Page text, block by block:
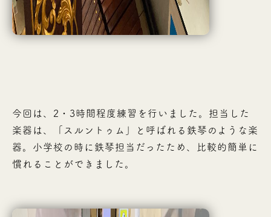
今回は、2・3時間程度練習を行いました。担当した
楽器は、「スルントゥム」と呼ばれる鉄琴のような楽
器。小学校の時に鉄琴担当だったため、比較的簡単に
慣れることができました。